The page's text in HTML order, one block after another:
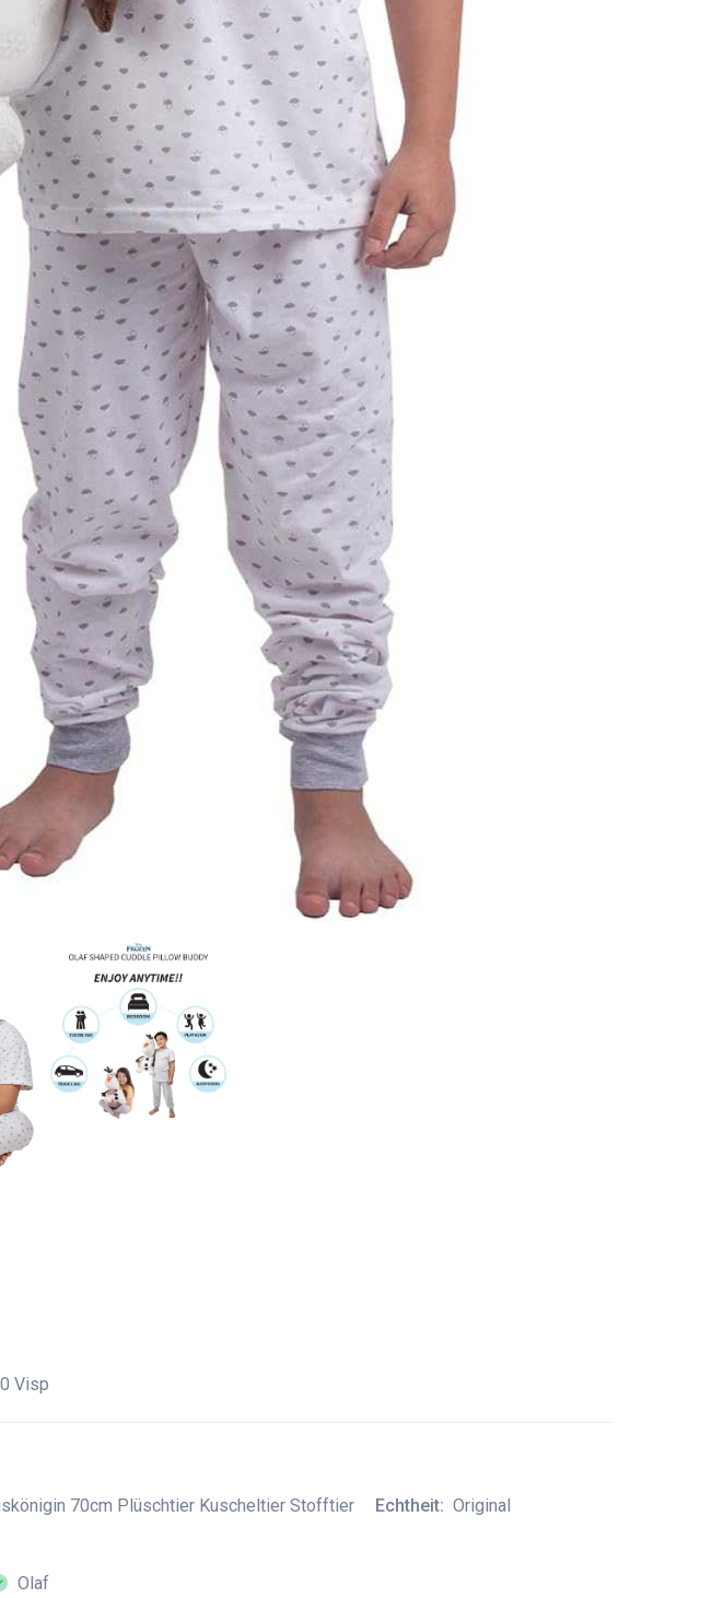
Visp
70cm Plüschtier Kuscheltier Stofftier Echtheit: Original
Olaf